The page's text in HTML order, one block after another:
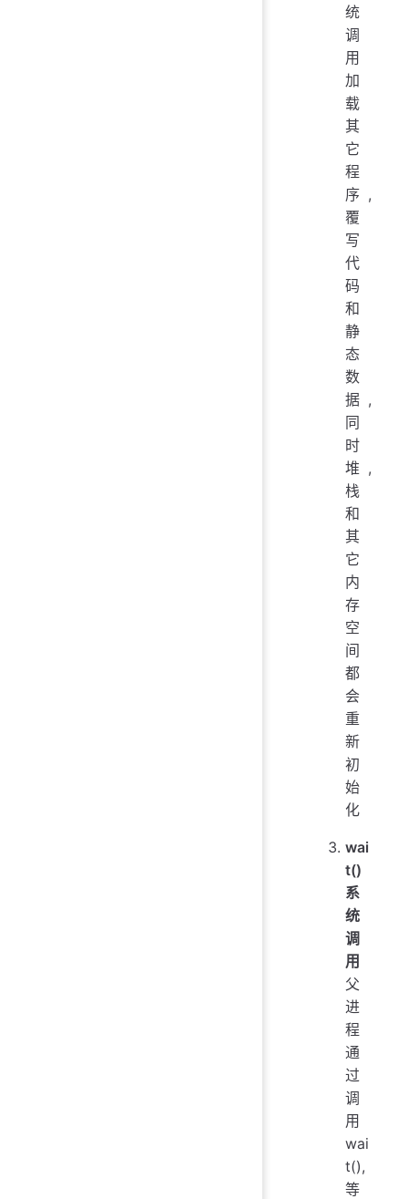
统
调
用
加
载
其
它
程
序,
覆
写
代
码
和
静
态
数
据,
同
时
堆,
栈
和
其
它
内
存
空
间
都
会
重
新
初
始
化
wai
t()
系
统
调
用
父
进
程
通
过
调
用
wai
t(),
等